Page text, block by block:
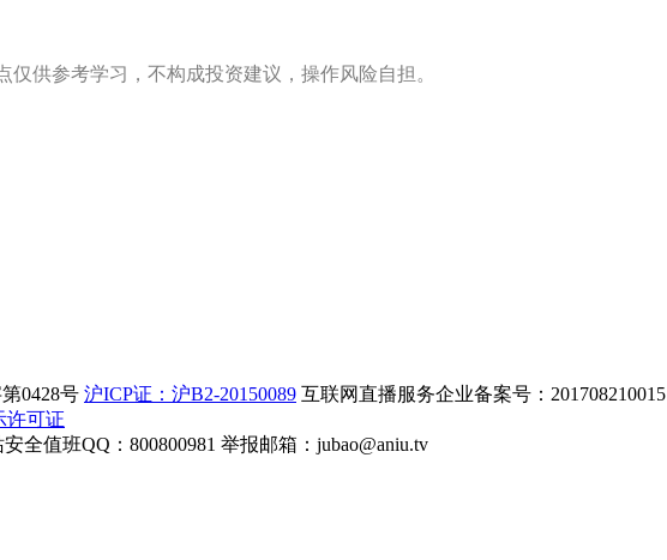
仅供参考学习，不构成投资建议，操作风险自担。
0428号 沪ICP证：沪B2-20150089 互联网直播服务企业备案号：201708210015
许可证
安全值班QQ：800800981 举报邮箱： jubao@aniu.tv